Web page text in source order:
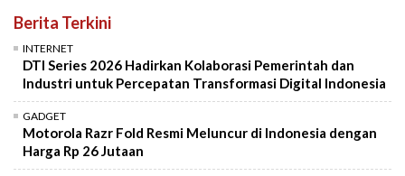
Berita Terkini
INTERNET
DTI Series 2026 Hadirkan Kolaborasi Pemerintah dan
Industri untuk Percepatan Transformasi Digital Indonesia
GADGET
Motorola Razr Fold Resmi Meluncur di Indonesia dengan
Harga Rp 26 Jutaan